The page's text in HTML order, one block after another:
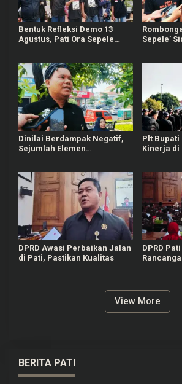
Bentuk Refleksi Demo 13
Agustus, Pati Ora Sepele
Sepele’
Dinilai Berdampak Negatif,
Sejumlah Elemen
Plt Bupati
Kinerja di
DPRD Awasi Perbaikan Jalan
di Pati, Pastikan Kualitas
DPRD
View More
BERITA PATI